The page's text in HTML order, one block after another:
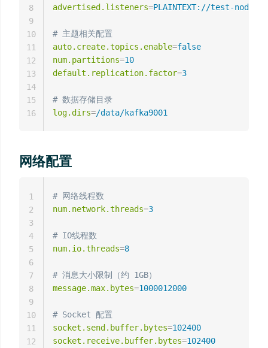
advertised.listeners=PLAINTEXT://test-
# 主题相关配置
auto.create.topics.enable=false
num.partitions=10
default.replication.factor=3
# 数据存储目录
log.dirs=/data/kafka9001
8
9
10
11
12
13
14
15
16
网络配置
# 网络线程数
num.network.threads=3
# IO线程数
num.io.threads=8
# 消息大小限制（约 1GB）
message.max.bytes=1000012000
# Socket 配置
socket.send.buffer.bytes=102400
socket.receive.buffer.bytes=102400
1
2
3
4
5
6
7
8
9
10
11
12